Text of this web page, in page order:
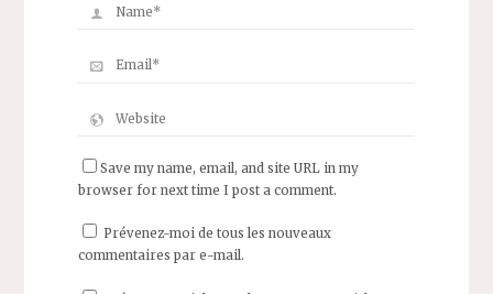
Save my name, email, and site URL in my
browser for next time I post a comment.
Prévenez-moi de tous les nouveaux
commentaires par e-mail.